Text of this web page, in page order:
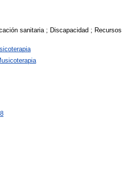
sanitaria ; Discapacidad ; Recursos